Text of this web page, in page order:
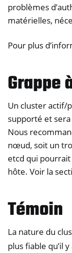
problèmes
matérielles,
Pour plus
Grappe
Un cluster actif/
supporté et
Nous
nœud, soit un
etcd qui
hôte. Voir la
Témoin
La nature du
plus fiable qu’il